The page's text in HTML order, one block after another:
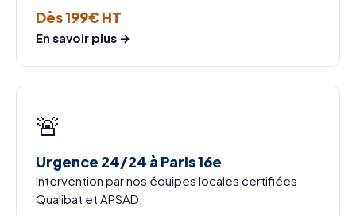
Dès 199€ HT
En savoir plus →
🚨
Urgence 24/24 à Paris 16e
Intervention par nos équipes locales certifiées
Qualibat et APSAD.